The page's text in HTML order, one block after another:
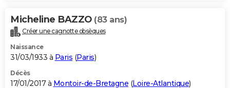
Micheline BAZZO (83 ans)
Créer une cagnotte obsèques
Naissance
31/03/1933 à Paris (Paris)
Décès
17/01/2017 à Montoir-de-Bretagne (Loire-Atlantique)